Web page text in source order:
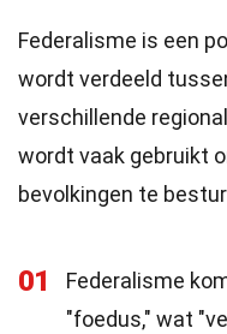
Federalisme is een
wordt verdeeld
verschillende
wordt vaak gebruikt
bevolkingen te
01
Federalisme
"foedus," wat